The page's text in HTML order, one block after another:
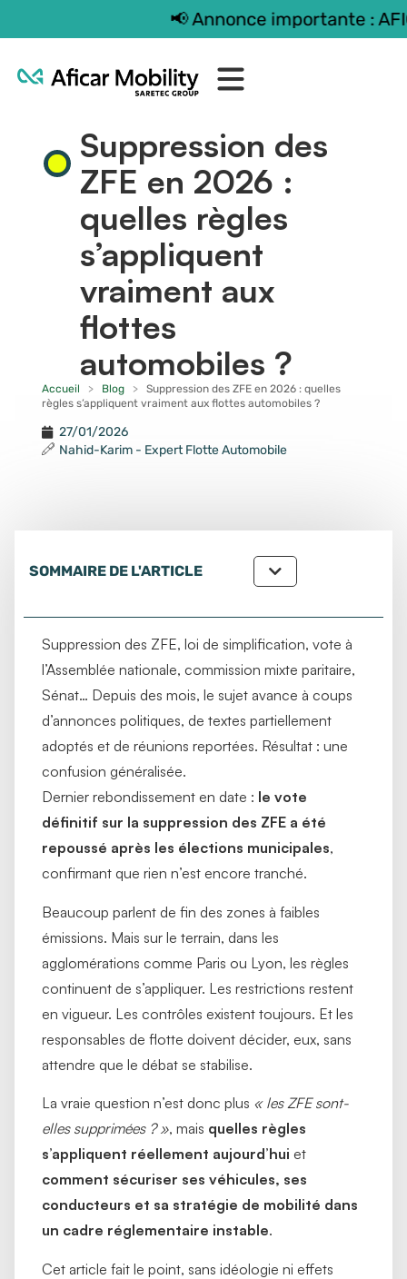
Suppression des
ZFE en 2026 :
quelles règles
s’appliquent
vraiment aux
flottes
automobiles ?
Accueil > Blog >
Suppression des ZFE en 2026 : quelles
règles s’appliquent vraiment aux flottes automobiles ?
27/01/2026
Nahid-Karim - Expert Flotte Automobile
SOMMAIRE DE L'ARTICLE
Suppression des ZFE, loi de simplification, vote à
l’Assemblée nationale, commission mixte paritaire,
Sénat… Depuis des mois, le sujet avance à coups
d’annonces politiques, de textes partiellement
adoptés et de réunions reportées. Résultat : une
confusion généralisée.
Dernier rebondissement en date : le vote
définitif sur la suppression des ZFE a été
repoussé après les élections municipales,
confirmant que rien n’est encore tranché.
Beaucoup parlent de fin des zones à faibles
émissions. Mais sur le terrain, dans les
agglomérations comme Paris ou Lyon, les règles
continuent de s’appliquer. Les restrictions restent
en vigueur. Les contrôles existent toujours. Et les
responsables de flotte doivent décider, eux, sans
attendre que le débat se stabilise.
La vraie question n’est donc plus « les ZFE sont-
elles supprimées ? », mais quelles règles
s’appliquent réellement aujourd’hui et
comment sécuriser ses véhicules, ses
conducteurs et sa stratégie de mobilité dans
un cadre réglementaire instable.
Cet article fait le point, sans idéologie ni effets
📢 Annonce importante : AFICAR